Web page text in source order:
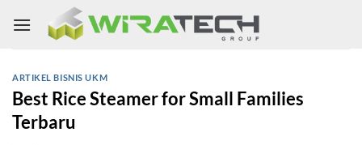
ARTIKEL BISNIS UKM
Best Rice Steamer for Small Families
Terbaru